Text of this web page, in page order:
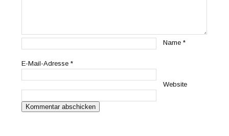
Name*
E-Mail-Adresse*
Website